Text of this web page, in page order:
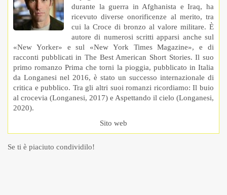
durante la guerra in Afghanista e Iraq, ha
ricevuto diverse onorificenze al merito, tra
cui la Croce di bronzo al valore militare. È
autore di numerosi scritti apparsi anche sul
«New Yorker» e sul «New York Times Magazine», e di
racconti pubblicati in The Best American Short Stories. Il suo
primo romanzo Prima che torni la pioggia, pubblicato in Italia
da Longanesi nel 2016, è stato un successo internazionale di
critica e pubblico. Tra gli altri suoi romanzi ricordiamo: Il buio
al crocevia (Longanesi, 2017) e Aspettando il cielo (Longanesi,
2020).
Sito web
Se ti è piaciuto condividilo!